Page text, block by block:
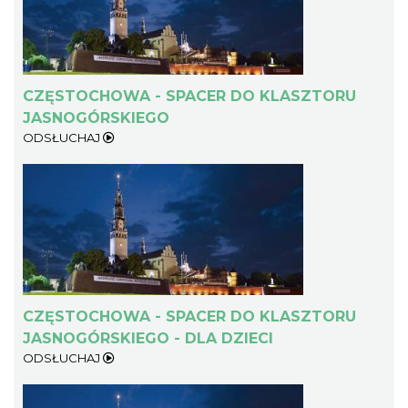
CZĘSTOCHOWA - SPACER DO KLASZTORU
JASNOGÓRSKIEGO
ODSŁUCHAJ
CZĘSTOCHOWA - SPACER DO KLASZTORU
JASNOGÓRSKIEGO - DLA DZIECI
ODSŁUCHAJ